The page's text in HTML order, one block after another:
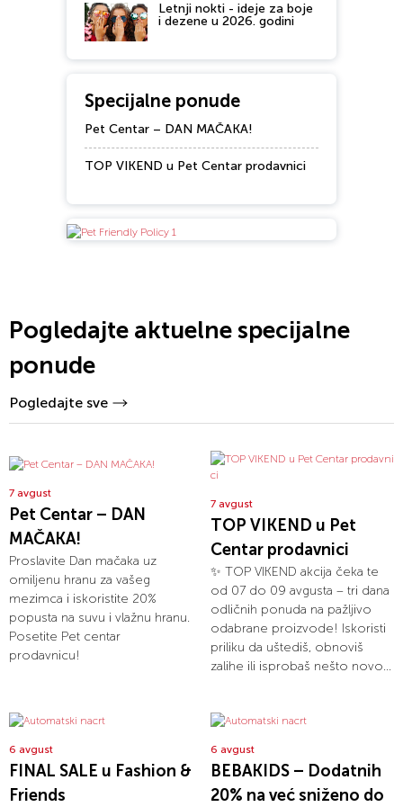
Letnji nokti - ideje za boje
i dezene u 2026. godini
Specijalne ponude
Pet Centar – DAN MAČAKA!
TOP VIKEND u Pet Centar prodavnici
Pogledajte aktuelne specijalne
ponude
Pogledajte sve
7 avgust
Pet Centar – DAN
MAČAKA!
Proslavite Dan mačaka uz
omiljenu hranu za vašeg
mezimca i iskoristite 20%
popusta na suvu i vlažnu hranu.
Posetite Pet centar
prodavnicu!
7 avgust
TOP VIKEND u Pet
Centar prodavnici
✨ TOP VIKEND akcija čeka te
od 07 do 09 avgusta – tri dana
odličnih ponuda na pažljivo
odabrane proizvode! Iskoristi
priliku da uštediš, obnoviš
zalihe ili isprobaš nešto novo...
6 avgust
FINAL SALE u Fashion &
Friends
6 avgust
BEBAKIDS – Dodatnih
20% na već sniženo do